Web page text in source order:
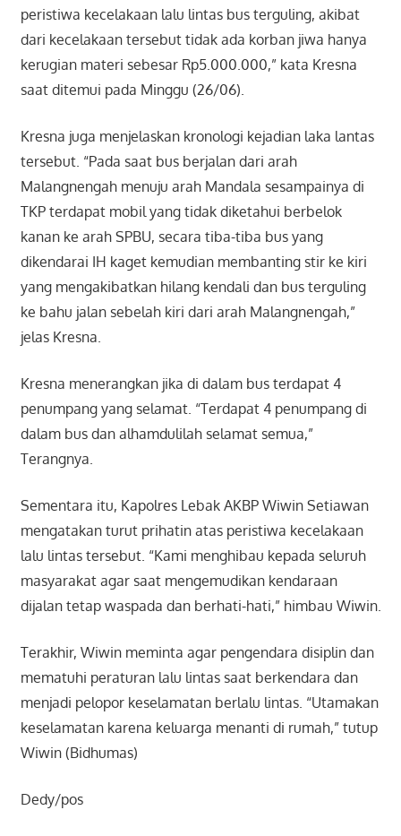
peristiwa kecelakaan lalu lintas bus terguling, akibat
dari kecelakaan tersebut tidak ada korban jiwa hanya
kerugian materi sebesar Rp5.000.000,” kata Kresna
saat ditemui pada Minggu (26/06).
Kresna juga menjelaskan kronologi kejadian laka lantas
tersebut. “Pada saat bus berjalan dari arah
Malangnengah menuju arah Mandala sesampainya di
TKP terdapat mobil yang tidak diketahui berbelok
kanan ke arah SPBU, secara tiba-tiba bus yang
dikendarai IH kaget kemudian membanting stir ke kiri
yang mengakibatkan hilang kendali dan bus terguling
ke bahu jalan sebelah kiri dari arah Malangnengah,”
jelas Kresna.
Kresna menerangkan jika di dalam bus terdapat 4
penumpang yang selamat. “Terdapat 4 penumpang di
dalam bus dan alhamdulilah selamat semua,”
Terangnya.
Sementara itu, Kapolres Lebak AKBP Wiwin Setiawan
mengatakan turut prihatin atas peristiwa kecelakaan
lalu lintas tersebut. “Kami menghibau kepada seluruh
masyarakat agar saat mengemudikan kendaraan
dijalan tetap waspada dan berhati-hati,” himbau Wiwin.
Terakhir, Wiwin meminta agar pengendara disiplin dan
mematuhi peraturan lalu lintas saat berkendara dan
menjadi pelopor keselamatan berlalu lintas. “Utamakan
keselamatan karena keluarga menanti di rumah,” tutup
Wiwin (Bidhumas)
Dedy/pos